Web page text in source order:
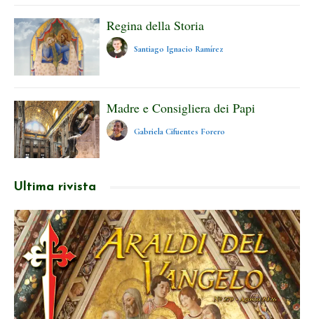
Regina della Storia
Santiago Ignacio Ramírez
Madre e Consigliera dei Papi
Gabriela Cifuentes Forero
Ultima rivista